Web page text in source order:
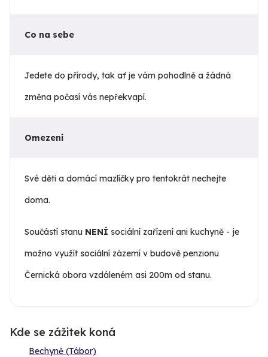
Co na sebe
Jedete do přírody, tak ať je vám pohodlně a žádná
změna počasí vás nepřekvapí.
Omezení
Své děti a domácí mazlíčky pro tentokrát nechejte
doma.
Součástí stanu NENÍ sociální zařízení ani kuchyně - je
možno využít sociální zázemí v budově penzionu
Černická obora vzdáleném asi 200m od stanu.
Kde se zážitek koná
Bechyně (Tábor)